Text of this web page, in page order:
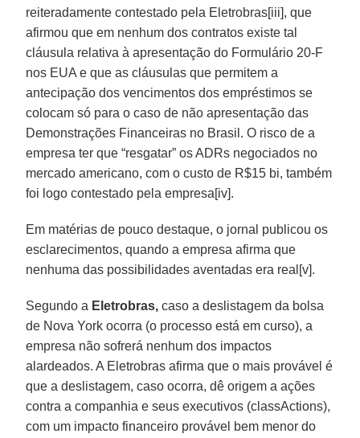
reiteradamente contestado pela Eletrobras[iii], que
afirmou que em nenhum dos contratos existe tal
cláusula relativa à apresentação do Formulário 20-F
nos EUA e que as cláusulas que permitem a
antecipação dos vencimentos dos empréstimos se
colocam só para o caso de não apresentação das
Demonstrações Financeiras no Brasil. O risco de a
empresa ter que “resgatar” os ADRs negociados no
mercado americano, com o custo de R$15 bi, também
foi logo contestado pela empresa[iv].
Em matérias de pouco destaque, o jornal publicou os
esclarecimentos, quando a empresa afirma que
nenhuma das possibilidades aventadas era real[v].
Segundo a Eletrobras, caso a deslistagem da bolsa
de Nova York ocorra (o processo está em curso), a
empresa não sofrerá nenhum dos impactos
alardeados. A Eletrobras afirma que o mais provável é
que a deslistagem, caso ocorra, dê origem a ações
contra a companhia e seus executivos (classActions),
com um impacto financeiro provável bem menor do